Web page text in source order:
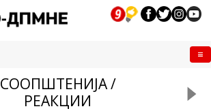
СООПШТЕНИЈА /
РЕАКЦИИ